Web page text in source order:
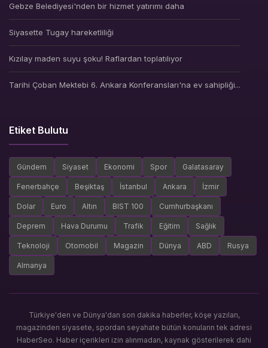
Gebze Belediyesi'nden bir hizmet yatırımı daha
Siyasette Tugay hareketliliği
Kızılay maden suyu şoku! Raflardan toplatılıyor
Tarihi Çoban Mektebi 6. Ankara Konferansları'na ev sahipliği...
Etiket Bulutu
Gündem Siyaset Ekonomi Spor Galatasaray
Fenerbahçe Beşiktaş İstanbul Ankara İzmir
Dolar Euro Altın BIST 100 Cumhurbaşkanı
Deprem Hava Durumu Trafik Eğitim Sağlık
Teknoloji Otomobil Magazin Dünya ABD Rusya
Almanya
Türkiye'den ve Dünya'dan son dakika haberler, köşe yazıları,
magazinden siyasete, spordan seyahate bütün konuların tek adresi
HaberSeo. Haber içerikleri izin alınmadan, kaynak gösterilerek dahi